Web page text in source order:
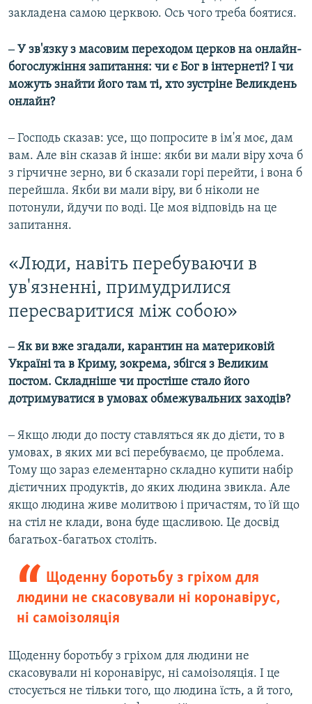
закладена самою церквою. Ось чого треба боятися.
‒ У зв'язку з масовим переходом церков на онлайн-
богослужіння запитання: чи є Бог в інтернеті? І чи
можуть знайти його там ті, хто зустріне Великдень
онлайн?
‒ Господь сказав: усе, що попросите в ім'я моє, дам
вам. Але він сказав й інше: якби ви мали віру хоча б
з гірчичне зерно, ви б сказали горі перейти, і вона б
перейшла. Якби ви мали віру, ви б ніколи не
потонули, йдучи по воді. Це моя відповідь на це
запитання.
«Люди, навіть перебуваючи в
ув'язненні, примудрилися
пересваритися між собою»
‒ Як ви вже згадали, карантин на материковій
Україні та в Криму, зокрема, збігся з Великим
постом. Складніше чи простіше стало його
дотримуватися в умовах обмежувальних заходів?
‒ Якщо люди до посту ставляться як до дієти, то в
умовах, в яких ми всі перебуваємо, це проблема.
Тому що зараз елементарно складно купити набір
дієтичних продуктів, до яких людина звикла. Але
якщо людина живе молитвою і причастям, то їй що
на стіл не клади, вона буде щасливою. Це досвід
багатьох-багатьох століть.
Щоденну боротьбу з гріхом для
людини не скасовували ні коронавірус,
ні самоізоляція
Щоденну боротьбу з гріхом для людини не
скасовували ні коронавірус, ні самоізоляція. І це
стосується не тільки того, що людина їсть, а й того,